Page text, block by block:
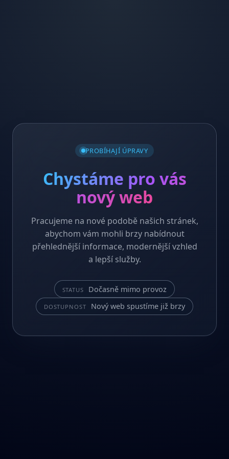
PROBÍHAJÍ ÚPRAVY
Chystáme pro vás
nový web
Pracujeme na nové podobě našich stránek,
abychom vám mohli brzy nabídnout
přehlednější informace, modernější vzhled
a lepší služby.
STATUS Dočasně mimo provoz
DOSTUPNOST Nový web spustíme již brzy